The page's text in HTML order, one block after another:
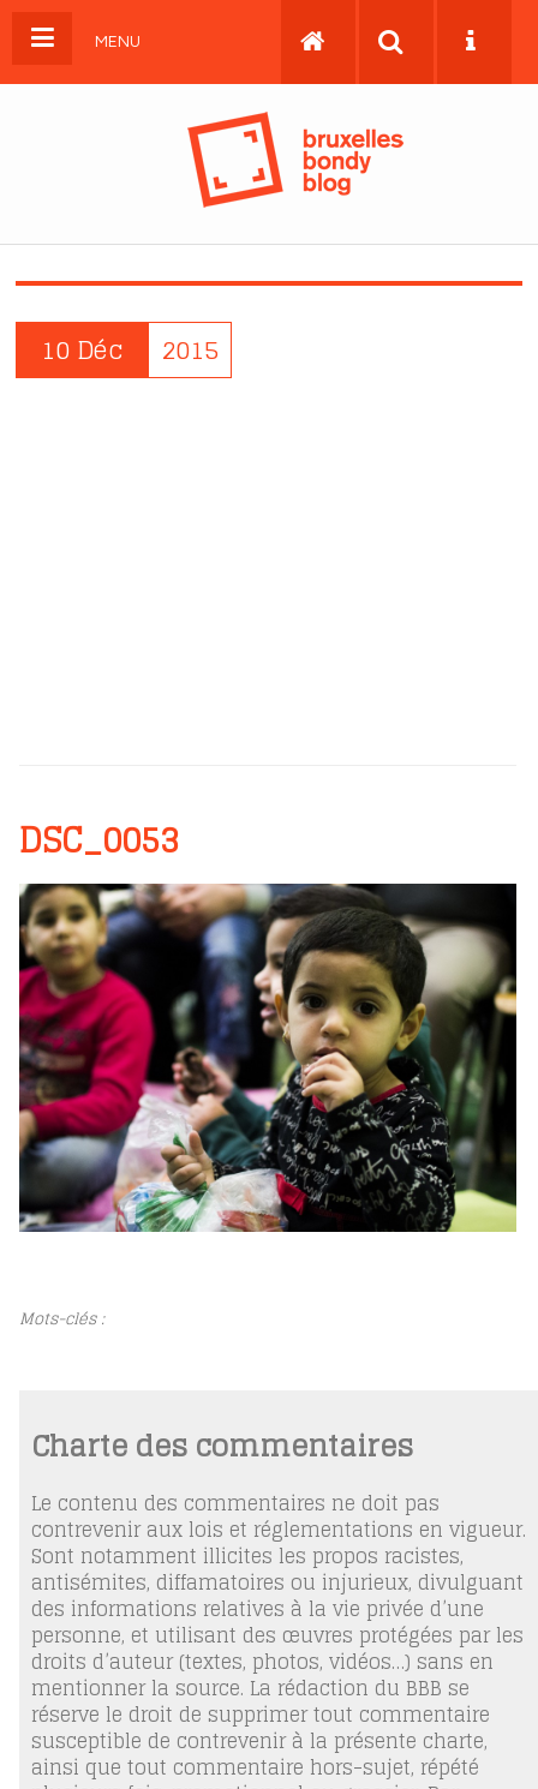
MENU
10 Déc 2015
DSC_0053
Mots-clés :
Charte des commentaires
Le contenu des commentaires ne doit pas
contrevenir aux lois et réglementations en vigueur.
Sont notamment illicites les propos racistes,
antisémites, diffamatoires ou injurieux, divulguant
des informations relatives à la vie privée d’une
personne, et utilisant des œuvres protégées par les
droits d’auteur (textes, photos, vidéos…) sans en
mentionner la source. La rédaction du BBB se
réserve le droit de supprimer tout commentaire
susceptible de contrevenir à la présente charte,
ainsi que tout commentaire hors-sujet, répété